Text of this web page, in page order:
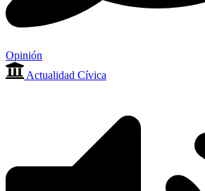
Opinión
Actualidad Cívica